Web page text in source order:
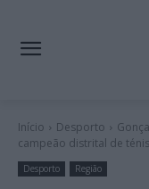
Início Desporto
campeão distrital de
Desporto Região